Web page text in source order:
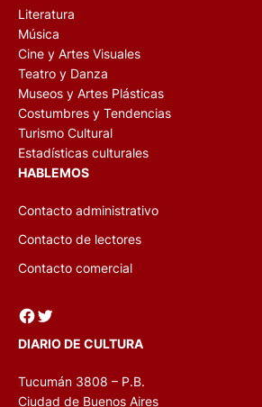
Literatura
Música
Cine y Artes Visuales
Teatro y Danza
Museos y Artes Plásticas
Costumbres y Tendencias
Turismo Cultural
Estadísticas culturales
HABLEMOS
Contacto administrativo
Contacto de lectores
Contacto comercial
Facebook Twitter
DIARIO DE CULTURA
Tucumán 3808 – P.B.
Ciudad de Buenos Aires